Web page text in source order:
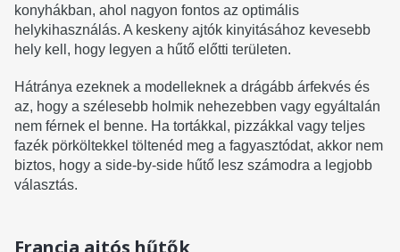
konyhákban, ahol nagyon fontos az optimális
helykihasználás. A keskeny ajtók kinyitásához kevesebb
hely kell, hogy legyen a hűtő előtti területen.
Hátránya ezeknek a modelleknek a drágább árfekvés és
az, hogy a szélesebb holmik nehezebben vagy egyáltalán
nem férnek el benne. Ha tortákkal, pizzákkal vagy teljes
fazék pörköltekkel töltenéd meg a fagyasztódat, akkor nem
biztos, hogy a side-by-side hűtő lesz számodra a legjobb
választás.
Francia ajtós hűtők